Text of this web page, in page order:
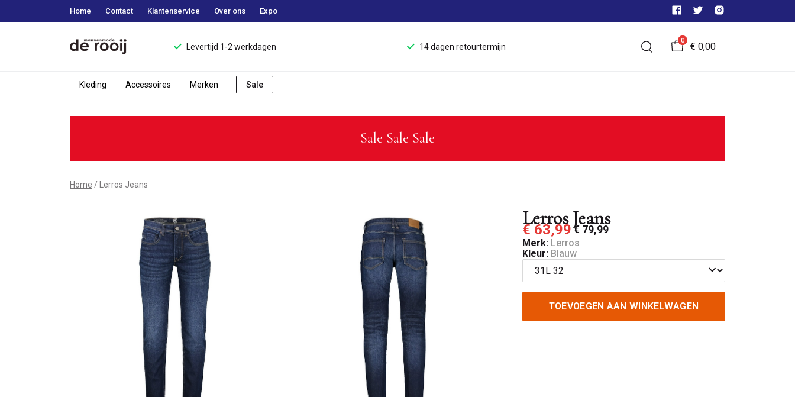
Home Contact Klantenservice Over ons Expo
Levertijd 1-2 werkdagen 14 dagen retourtermijn
0
€ 0,00
Kleding Accessoires Merken Sale
Mannenmode
Sale Sale Sale
Home Lerros Jeans
Lerros Jeans
€ 63,99 € 79,99
Merk: Lerros
Kleur: Blauw
TOEVOEGEN AAN WINKELWAGEN